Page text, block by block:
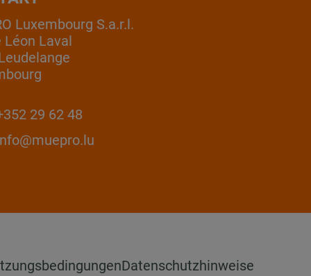
Luxembourg S.a.r.l.
Léon Laval
29 62 48
Datenschutzhinweise